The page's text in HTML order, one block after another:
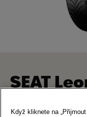
SEAT
7×16" 5/112/43
Když kliknete na